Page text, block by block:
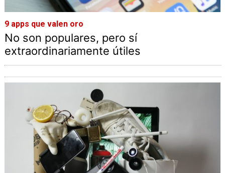
9 apps que valen oro
No son populares, pero sí
extraordinariamente útiles